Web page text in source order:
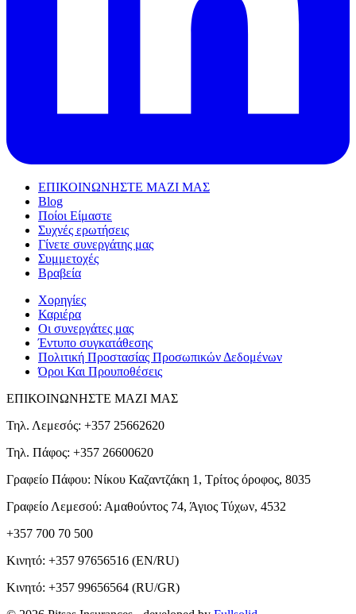
ΕΠΙΚΟΙΝΩΝΗΣΤΕ ΜΑΖΙ ΜΑΣ
Blog
Ποίοι Είμαστε
Συχνές ερωτήσεις
Γίνετε συνεργάτης μας
Συμμετοχές
Βραβεία
Χορηγίες
Καριέρα
Οι συνεργάτες μας
Έντυπο συγκατάθεσης
Πολιτική Προστασίας Προσωπικών Δεδομένων
Όροι Και Προυποθέσεις
ΕΠΙΚΟΙΝΩΝΗΣΤΕ ΜΑΖΙ ΜΑΣ
Τηλ. Λεμεσός: +357 25662620
Τηλ. Πάφος: +357 26600620
Γραφείο Πάφου: Νίκου Καζαντζάκη 1, Τρίτος όροφος, 8035
Γραφείο Λεμεσού: Αμαθούντος 74, Άγιος Τύχων, 4532
+357 700 70 500
Κινητό: +357 97656516 (EN/RU)
Κινητό: +357 99656564 (RU/GR)